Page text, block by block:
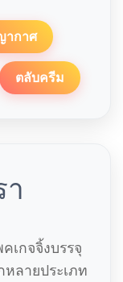
กาศ
ตลับครีม
เกจจิ้งบรรจุ
ลายประเภท